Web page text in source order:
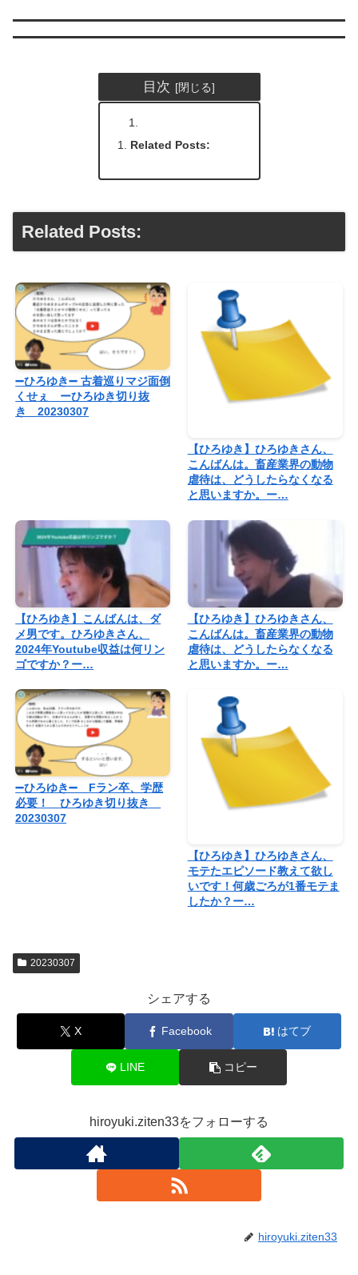
目次
Related Posts:
Related Posts:
➖ひろゆき➖ 古着巡りマジ面倒
くせぇ ーひろゆき切り抜
き 20230307
【ひろゆき】ひろゆきさん、
こんばんは。畜産業界の動物
虐待は、どうしたらなくなる
と思いますか。ー…
【ひろゆき】こんばんは、ダ
メ男です。ひろゆきさん、
2024年Youtube収益は何リン
ゴですか？ー…
【ひろゆき】ひろゆきさん、
こんばんは。畜産業界の動物
虐待は、どうしたらなくなる
と思いますか。ー…
➖ひろゆき➖ Fラン卒、学歴
必要！ ひろゆき切り抜き
20230307
【ひろゆき】ひろゆきさん、
モテたエピソード教えて欲し
いです！何歳ごろが1番モテま
したか？ー…
20230307
シェアする
X Facebook はてブ
LINE コピー
hiroyuki.ziten33をフォローする
hiroyuki.ziten33